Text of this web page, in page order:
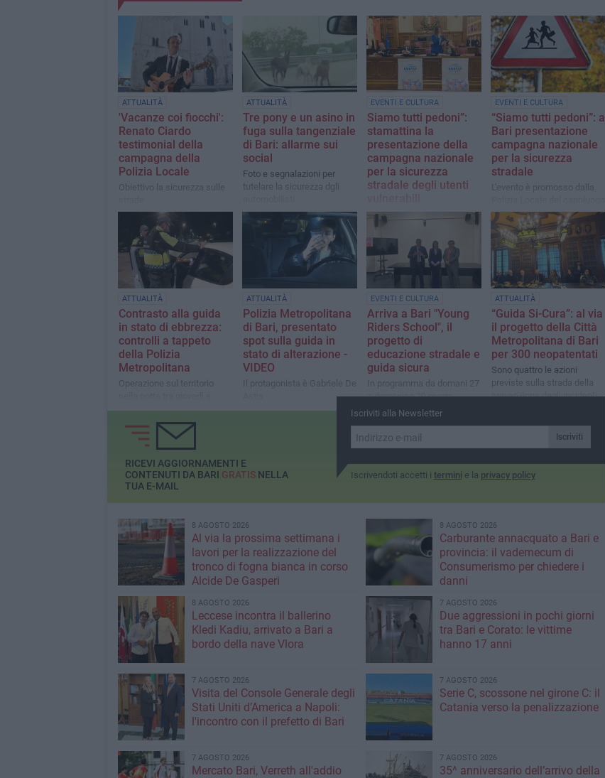
ATTUALITÀ
'Vacanze coi fiocchi':
Renato Ciardo
testimonial della
campagna della
Polizia Locale
Obiettivo la sicurezza sulle
ATTUALITÀ
Tre pony e un asino in
fuga sulla tangenziale
di Bari: allarme sui
social
Foto e segnalazioni per
tutelare la sicurezza dgli
EVENTI E CULTURA
Siamo tutti pedoni”:
stamattina la
presentazione della
campagna nazionale
per la sicurezza
stradale degli utenti
Era stata promossa dalla
Polizia Locale di Bari
EVENTI E CULTURA
“Siamo tutti pedoni”: a
Bari presentazione
campagna nazionale
per la sicurezza
stradale
L'evento è promosso dalla
ATTUALITÀ
Contrasto alla guida
in stato di ebbrezza:
controlli a tappeto
della Polizia
Metropolitana
Operazione sul territorio
venerdì scorsi
ATTUALITÀ
Polizia Metropolitana
di Bari, presentato
spot sulla guida in
stato di alterazione -
VIDEO
Il protagonista è Gabriele De
EVENTI E CULTURA
Arriva a Bari "Young
Riders School", il
progetto di
educazione stradale e
guida sicura
In programma da domani 27
a domenica 29 marzo
ATTUALITÀ
“Guida Si-Cura”: al via
il progetto della Città
Metropolitana di Bari
per 300 neopatentati
Sono quattro le azioni
previste sulla strada della
prevenzione degli incidenti
Iscriviti alla Newsletter
Iscriviti
Iscrivendoti accetti i termini e la privacy policy
RICEVI AGGIORNAMENTI E
CONTENUTI DA BARI GRATISNELLA
TUA E-MAIL
8 AGOSTO 2026
Al via la prossima settimana i
lavori per la realizzazione del
tronco di fogna bianca in corso
Alcide De Gasperi
8 AGOSTO 2026
Carburante annacquato a Bari e
provincia: il vademecum di
Consumerismo per chiedere i
danni
8 AGOSTO 2026
Leccese incontra il ballerino
Kledi Kadiu, arrivato a Bari a
bordo della nave Vlora
7 AGOSTO 2026
Due aggressioni in pochi giorni
tra Bari e Corato: le vittime
hanno 17 anni
7 AGOSTO 2026
Visita del Console Generale degli
Stati Uniti d’America a Napoli:
l'incontro con il prefetto di Bari
7 AGOSTO 2026
Serie C, scossone nel girone C: il
Catania verso la penalizzazione
7 AGOSTO 2026
Mercato Bari, Verreth all'addio
7 AGOSTO 2026
35^ anniversario dell’arrivo della